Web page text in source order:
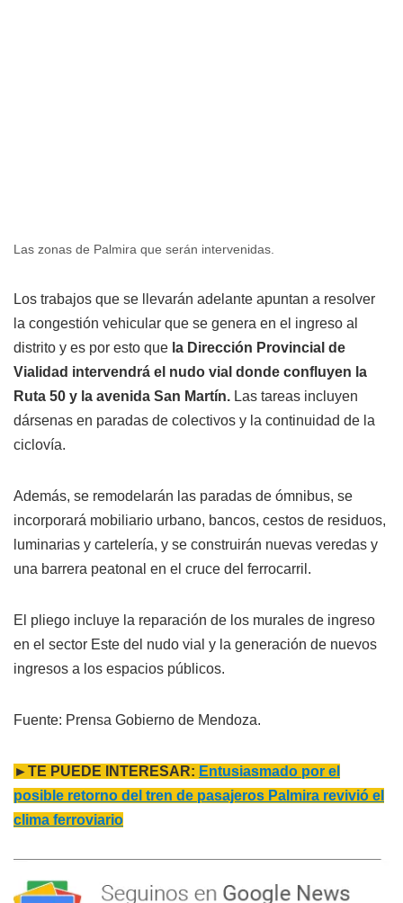
Las zonas de Palmira que serán intervenidas.
Los trabajos que se llevarán adelante apuntan a resolver
la congestión vehicular que se genera en el ingreso al
distrito y es por esto que la Dirección Provincial de
Vialidad intervendrá el nudo vial donde confluyen la
Ruta 50 y la avenida San Martín. Las tareas incluyen
dársenas en paradas de colectivos y la continuidad de la
ciclovía.
Además, se remodelarán las paradas de ómnibus, se
incorporará mobiliario urbano, bancos, cestos de residuos,
luminarias y cartelería, y se construirán nuevas veredas y
una barrera peatonal en el cruce del ferrocarril.
El pliego incluye la reparación de los murales de ingreso
en el sector Este del nudo vial y la generación de nuevos
ingresos a los espacios públicos.
Fuente: Prensa Gobierno de Mendoza.
►TE PUEDE INTERESAR: Entusiasmado por el
posible retorno del tren de pasajeros Palmira revivió el
clima ferroviario